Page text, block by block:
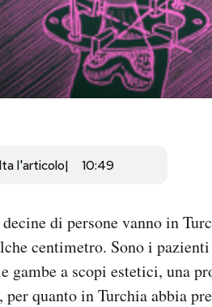
l'articolo 10:49
di persone vanno in
centimetro. Sono i
gambe a scopi estetici, una
quanto in Turchia abbia